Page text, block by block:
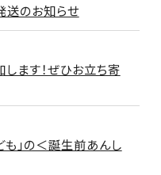
送のお知らせ
ます！ぜひお立ち寄
も」の＜誕生前あんし